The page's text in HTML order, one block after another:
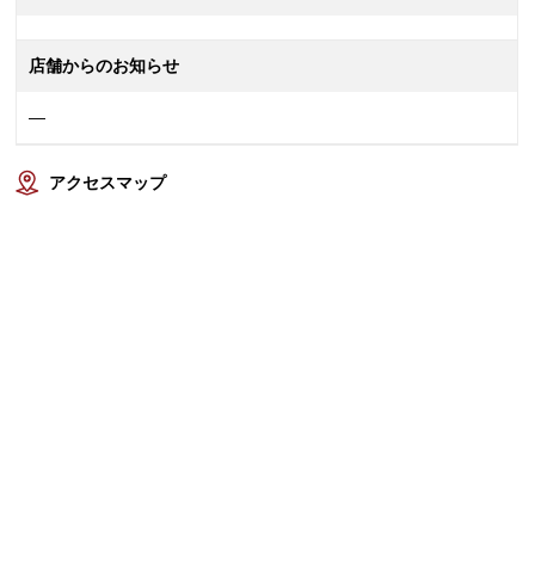
店舗からのお知らせ
—
アクセスマップ